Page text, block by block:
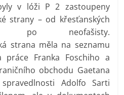
v lóži P 2 zastoupeny
strany – od křesťanských
po neofašisty.
strana měla na seznamu
Franka Foschiho a
obchodu Gaetana
Adolfo Sarti